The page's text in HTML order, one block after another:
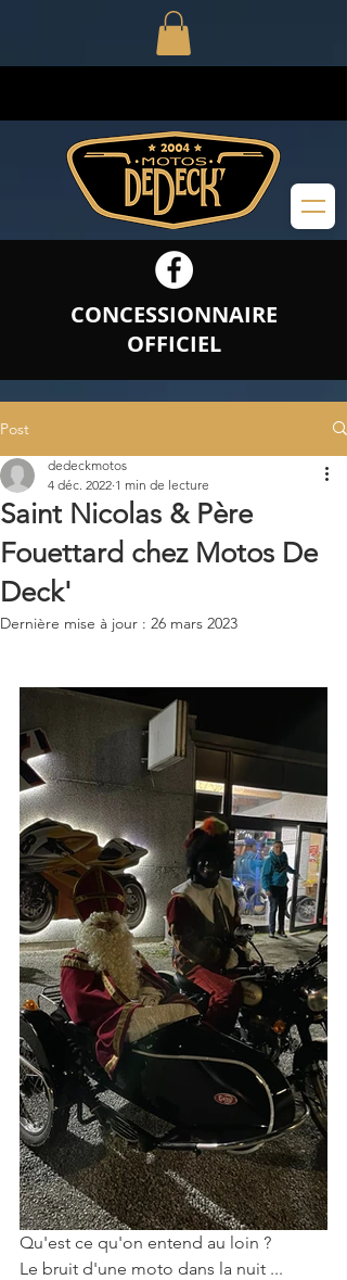
CONCESSIONNAIRE
OFFICIEL
Post
Saint Nicolas & Père
Fouettard chez Motos De
Deck'
dedeckmotos
4 déc. 2022 1 min de lecture
Dernière mise à jour : 26 mars 2023
Qu'est ce qu'on entend au loin ?
Le bruit d'une moto dans la nuit ...